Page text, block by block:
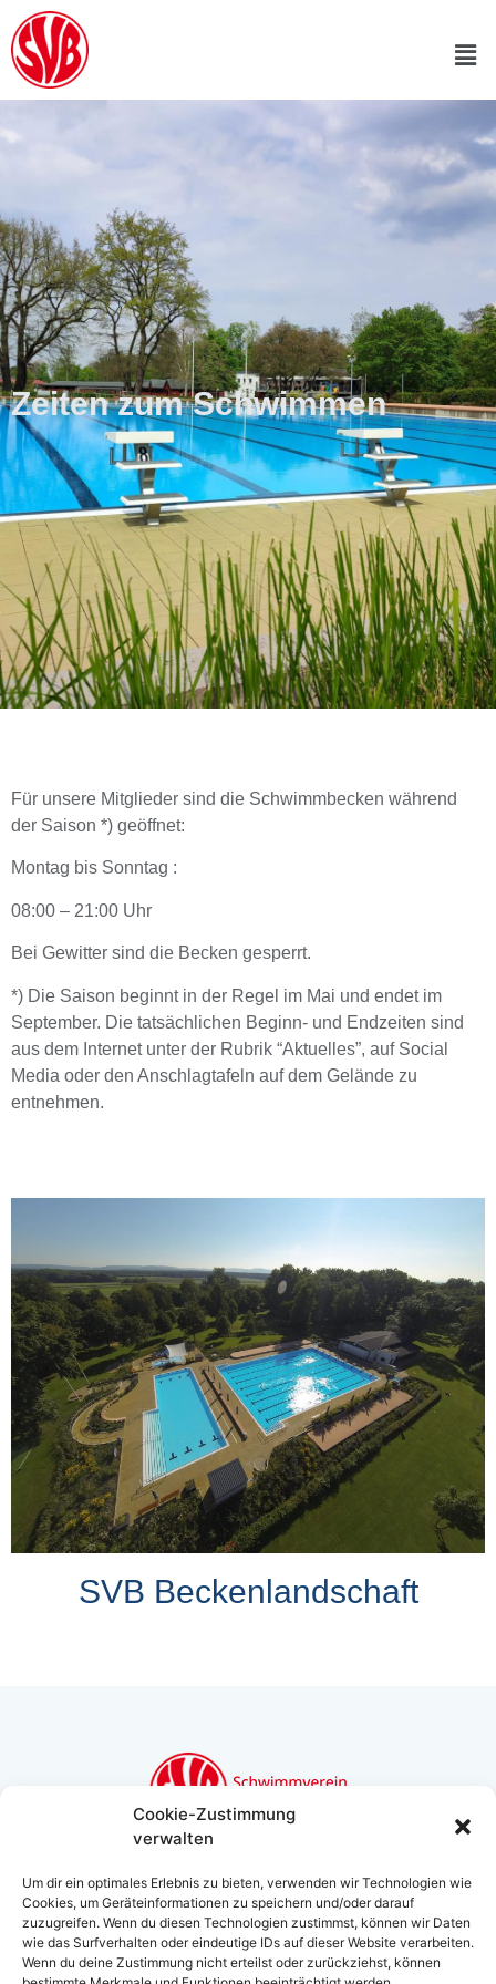
Cookie-Zustimmung
verwalten
Um dir ein optimales Erlebnis zu bieten, verwenden wir Technologien wie
Cookies, um Geräteinformationen zu speichern und/oder darauf
zuzugreifen. Wenn du diesen Technologien zustimmst, können wir Daten
wie das Surfverhalten oder eindeutige IDs auf dieser Website verarbeiten.
Wenn du deine Zustimmung nicht erteilst oder zurückziehst, können
Zeiten zum Schwimmen
Für unsere Mitglieder sind die Schwimmbecken während
der Saison *) geöffnet:
Montag bis Sonntag :
08:00 – 21:00 Uhr
Bei Gewitter sind die Becken gesperrt.
*) Die Saison beginnt in der Regel im Mai und endet im
September. Die tatsächlichen Beginn- und Endzeiten sind
aus dem Internet unter der Rubrik “Aktuelles”, auf Social
Media oder den Anschlagtafeln auf dem Gelände zu
entnehmen.
SVB Beckenlandschaft
Bughof 50, 96049 Bamberg
info@svbamberg.de
0951/ 54 946